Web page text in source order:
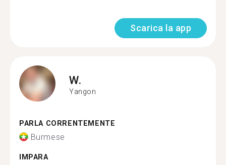
Scarica la app
W.
Yangon
PARLA CORRENTEMENTE
Burmese
IMPARA